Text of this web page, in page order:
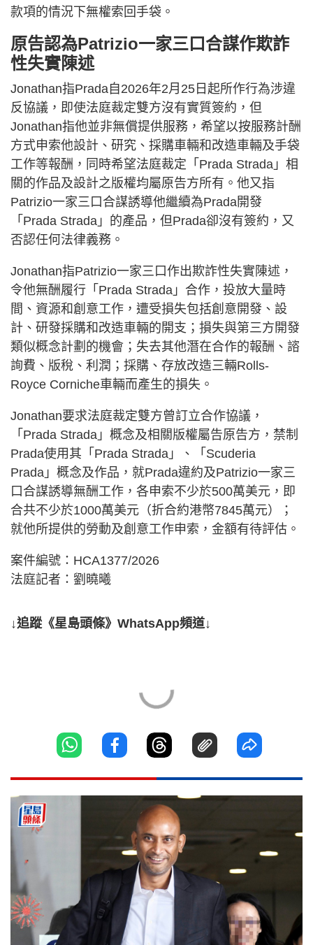
款項的情況下無權索回手袋。
原告認為Patrizio一家三口合謀作欺詐
性失實陳述
Jonathan指Prada自2026年2月25日起所作行為涉違
反協議，即使法庭裁定雙方沒有實質簽約，但
Jonathan指他並非無償提供服務，希望以按服務計酬
方式申索他設計、研究、採購車輛和改造車輛及手袋
工作等報酬，同時希望法庭裁定「Prada Strada」相
關的作品及設計之版權均屬原告方所有。他又指
Patrizio一家三口合謀誘導他繼續為Prada開發
「Prada Strada」的產品，但Prada卻沒有簽約，又
否認任何法律義務。
Jonathan指Patrizio一家三口作出欺詐性失實陳述，
令他無酬履行「Prada Strada」合作，投放大量時
間、資源和創意工作，遭受損失包括創意開發、設
計、研發採購和改造車輛的開支；損失與第三方開發
類似概念計劃的機會；失去其他潛在合作的報酬、諮
詢費、版稅、利潤；採購、存放改造三輛Rolls-
Royce Corniche車輛而產生的損失。
Jonathan要求法庭裁定雙方曾訂立合作協議，
「Prada Strada」概念及相關版權屬告原告方，禁制
Prada使用其「Prada Strada」、「Scuderia
Prada」概念及作品，就Prada違約及Patrizio一家三
口合謀誘導無酬工作，各申索不少於500萬美元，即
合共不少於1000萬美元（折合約港幣7845萬元）；
就他所提供的勞動及創意工作申索，金額有待評估。
案件編號：HCA1377/2026
法庭記者：劉曉曦
↓追蹤《星島頭條》WhatsApp頻道↓